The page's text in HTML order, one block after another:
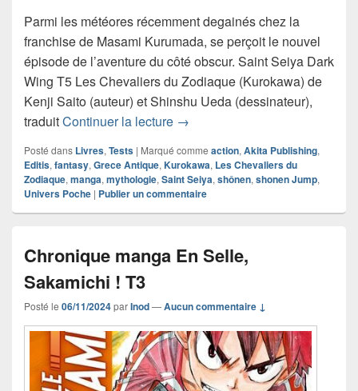
Parmi les météores récemment degainés chez la
franchise de Masami Kurumada, se perçoit le nouvel
épisode de l’aventure du côté obscur. Saint Seiya Dark
Wing T5 Les Chevaliers du Zodiaque (Kurokawa) de
Kenji Saito (auteur) et Shinshu Ueda (dessinateur),
traduitContinuer la lecture Chronique manga Saint Seiya
→
Posté dans Livres,Tests | Marqué comme action,Akita Publishing,
Editis,fantasy,Grece Antique,Kurokawa, Les Chevaliers du
Zodiaque,manga,mythologie,Saint Seiya,shônen,shonen Jump,
Univers Poche | Publier un commentaire
Chronique manga En Selle,
Sakamichi ! T3
Posté le 06/11/2024parInod—Aucun commentaire ↓